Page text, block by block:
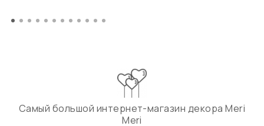
Самый большой интернет-магазин декора Meri
Meri